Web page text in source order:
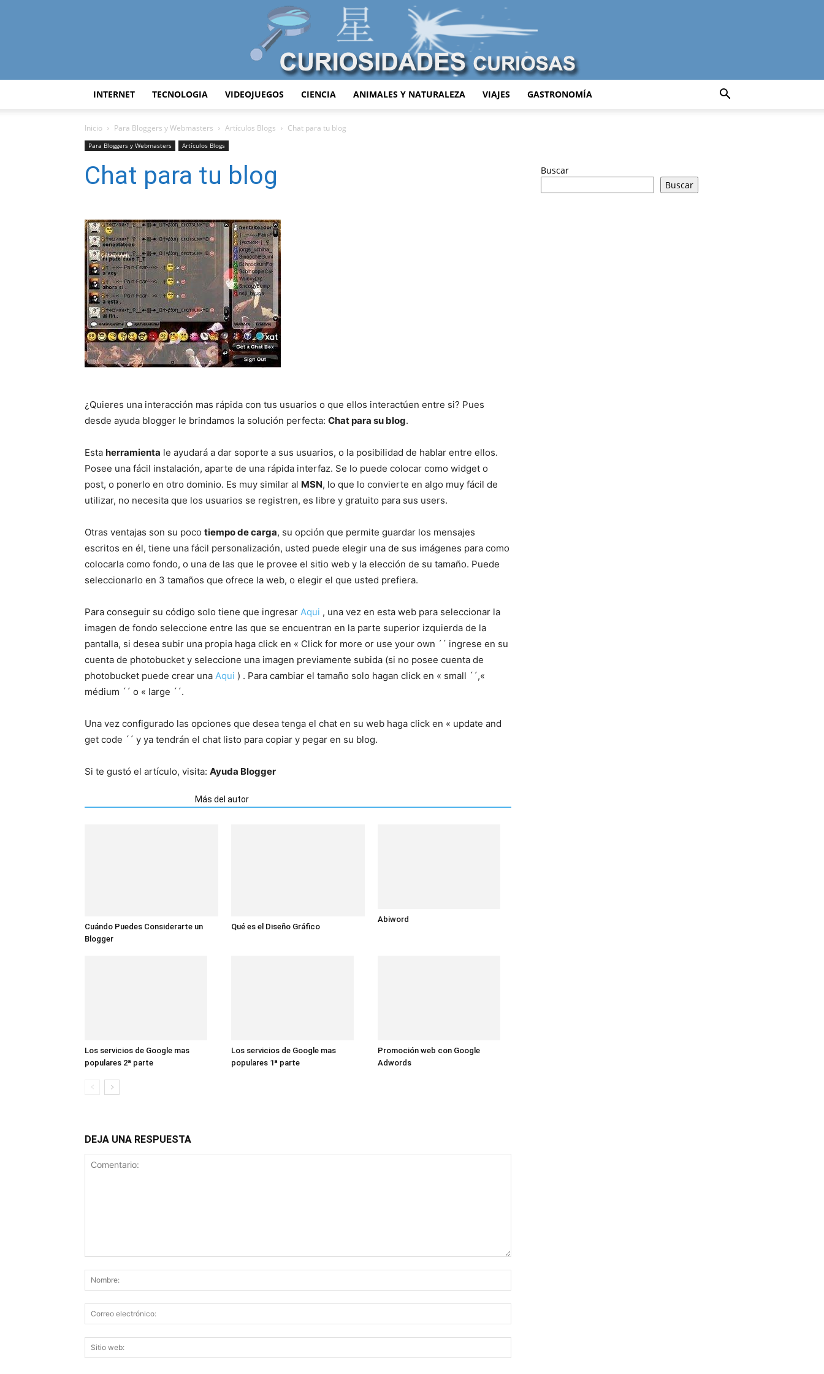
INTERNET TECNOLOGIA VIDEOJUEGOS CIENCIA ANIMALES Y NATURALEZA VIAJES GASTRONOMÍA
Inicio Para Bloggers y Webmasters Artículos Blogs Chat para tu blog
Para Bloggers y Webmasters Artículos Blogs
Chat para tu blog
¿Quieres una interacción mas rápida con tus usuarios o que ellos interactúen entre si? Pues
desde ayuda blogger le brindamos la solución perfecta: Chat para su blog.
Esta herramienta le ayudará a dar soporte a sus usuarios, o la posibilidad de hablar entre ellos.
Posee una fácil instalación, aparte de una rápida interfaz. Se lo puede colocar como widget o
post, o ponerlo en otro dominio. Es muy similar al MSN, lo que lo convierte en algo muy fácil de
utilizar, no necesita que los usuarios se registren, es libre y gratuito para sus users.
Otras ventajas son su poco tiempo de carga, su opción que permite guardar los mensajes
escritos en él, tiene una fácil personalización, usted puede elegir una de sus imágenes para como
colocarla como fondo, o una de las que le provee el sitio web y la elección de su tamaño. Puede
seleccionarlo en 3 tamaños que ofrece la web, o elegir el que usted prefiera.
Para conseguir su código solo tiene que ingresar Aqui , una vez en esta web para seleccionar la
imagen de fondo seleccione entre las que se encuentran en la parte superior izquierda de la
pantalla, si desea subir una propia haga click en « Click for more or use your own ´´ ingrese en su
cuenta de photobucket y seleccione una imagen previamente subida (si no posee cuenta de
photobucket puede crear una Aqui ) . Para cambiar el tamaño solo hagan click en « small ´´,«
médium ´´ o « large ´´.
Una vez configurado las opciones que desea tenga el chat en su web haga click en « update and
get code ´´ y ya tendrán el chat listo para copiar y pegar en su blog.
Si te gustó el artículo, visita: Ayuda Blogger
Más del autor
Cuándo Puedes Considerarte un
Blogger
Qué es el Diseño Gráfico
Abiword
Los servicios de Google mas
populares 2ª parte
Los servicios de Google mas
populares 1ª parte
Promoción web con Google
Adwords
DEJA UNA RESPUESTA
Buscar
Buscar